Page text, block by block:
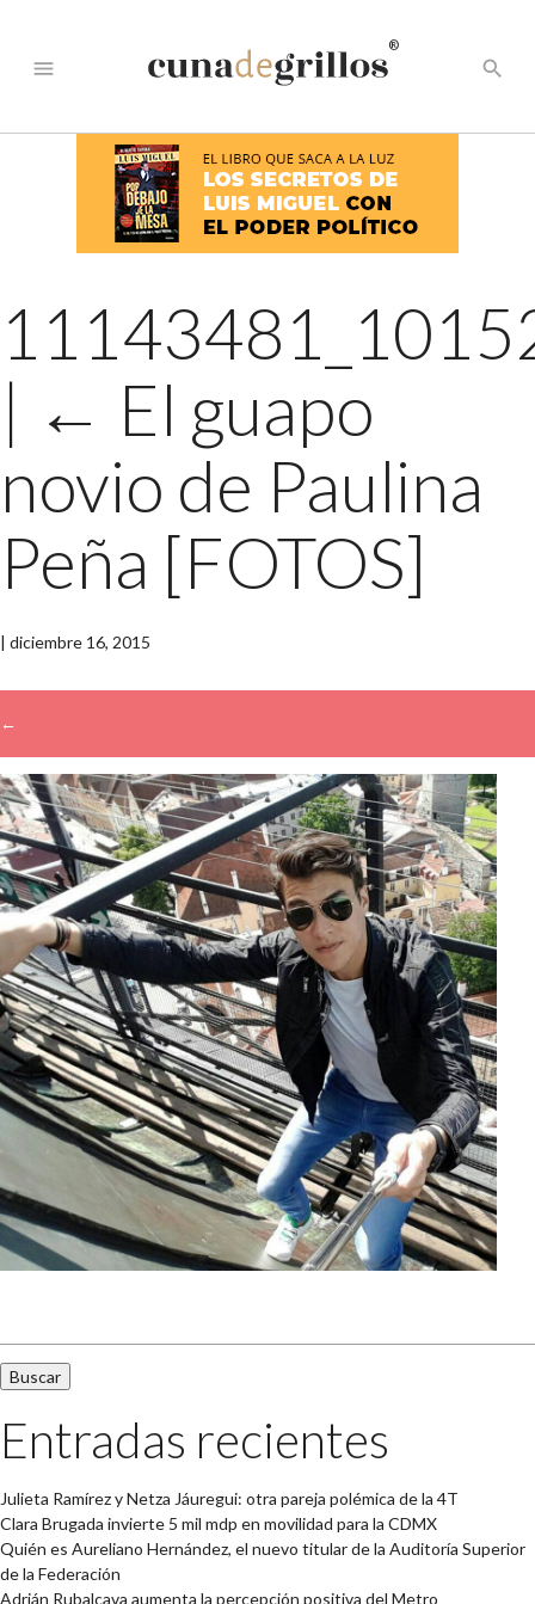
menu
®
search
| ← El guapo
novio de Paulina
Peña [FOTOS]
| diciembre 16, 2015
←
→
Entradas recientes
Julieta Ramírez y Netza Jáuregui: otra pareja polémica de la 4T
Clara Brugada invierte 5 mil mdp en movilidad para la CDMX
Quién es Aureliano Hernández, el nuevo titular de la Auditoría Superior
de la Federación
Adrián Rubalcava aumenta la percepción positiva del Metro